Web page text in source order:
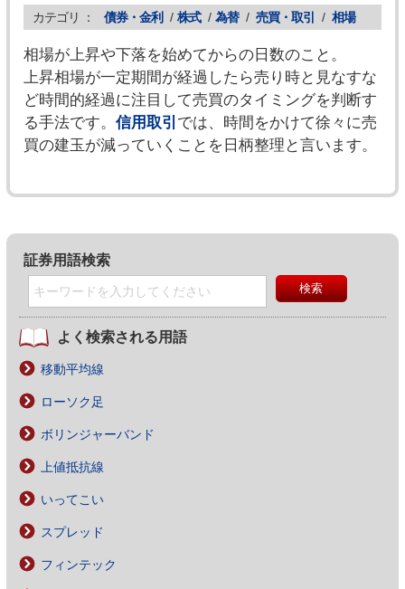
カテゴリ ： 債券・金利 / 株式 / 為替 / 売買・取引 / 相場
相場が上昇や下落を始めてからの日数のこと。
上昇相場が一定期間が経過したら売り時と見なすな
ど時間的経過に注目して売買のタイミングを判断す
る手法です。 信用取引 では、時間をかけて徐々に売
買の建玉が減っていくことを日柄整理と言います。
証券用語検索
よく検索される用語
移動平均線
ローソク足
ボリンジャーバンド
上値抵抗線
いってこい
スプレッド
フィンテック